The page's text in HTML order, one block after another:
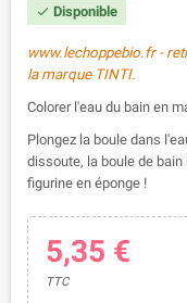
 Disponible
www.lechoppebio.fr -
la marque TINTI.
Colorer l'eau du bain en
Plongez la boule dans
dissoute, la boule de
figurine en éponge !
5,35 €
TTC